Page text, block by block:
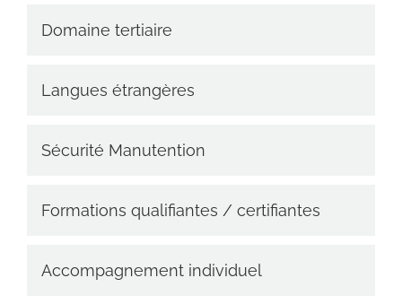
Domaine tertiaire
Langues étrangères
Sécurité Manutention
Formations qualifiantes / certifiantes
Accompagnement individuel